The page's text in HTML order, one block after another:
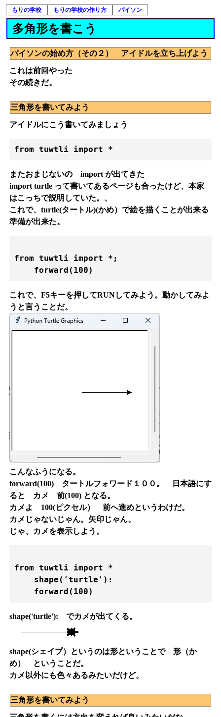
もりの学校 もりの学校の作り方 パイソン
多角形を書こう
パイソンの始め方（その２） アイドルを立ち上げよう
これは前回やった
その続きだ。
三角形を書いてみよう
アイドルにこう書いてみましょう
from tuwtli import *
またおまじないの import が出てきた
import turtle って書いてあるページも合ったけど、本家
はこっちで説明していた。、
これで、turtle(タートル)(かめ）で絵を描くことが出来る
準備が出来た。
from tuwtli import *;
これで、F5キーを押してRUNしてみよう。動かしてみよ
うと言うことだ。
こんなふうになる。
forward(100) タートルフォワード１００。 日本語にす
ると カメ 前(100) となる。
カメよ 100(ピクセル） 前へ進めというわけだ。
カメじゃないじゃん。矢印じゃん。
じゃ、カメを表示しよう。
from tuwtli import *
    shape('turtle'):
shape('turtle'): でカメが出てくる。
shape(シェイプ）というのは形ということで 形（か
め） ということだ。
カメ以外にも色々あるみたいだけど。
三角形を書いてみよう